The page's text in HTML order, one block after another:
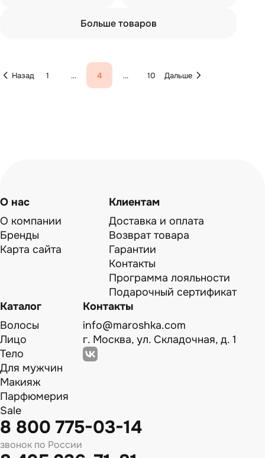
Больше товаров
Назад 1 ... 4 ... 10 Дальше
О нас
О компании
Бренды
Карта сайта
Клиентам
Доставка и оплата
Возврат товара
Гарантии
Контакты
Программа лояльности
Подарочный сертификат
Каталог
Волосы
Лицо
Тело
Для мужчин
Макияж
Парфюмерия
Sale
Контакты
info@maroshka.com
г. Москва, ул. Складочная, д. 1
8 800 775-03-14
звонок по России